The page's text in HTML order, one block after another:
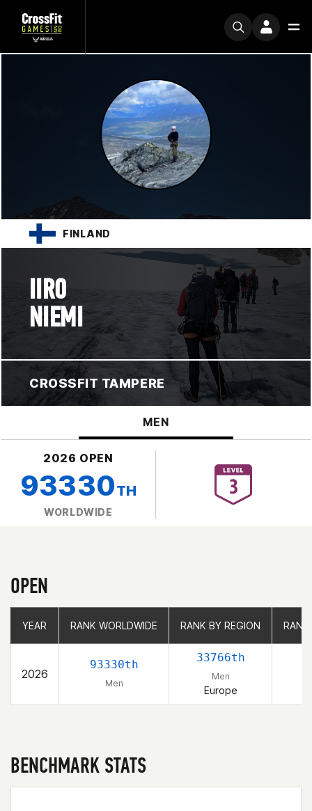
FINLAND
IIRO
NIEMI
CROSSFIT TAMPERE
MEN
2026 OPEN
93330TH
WORLDWIDE
OPEN
YEAR RANK WORLDWIDE RANK BY REGION
2026
93330th
Men
33766th
Men
Europe
YEAR RANK WORLDWIDE RANK BY REGION
BENCHMARK STATS